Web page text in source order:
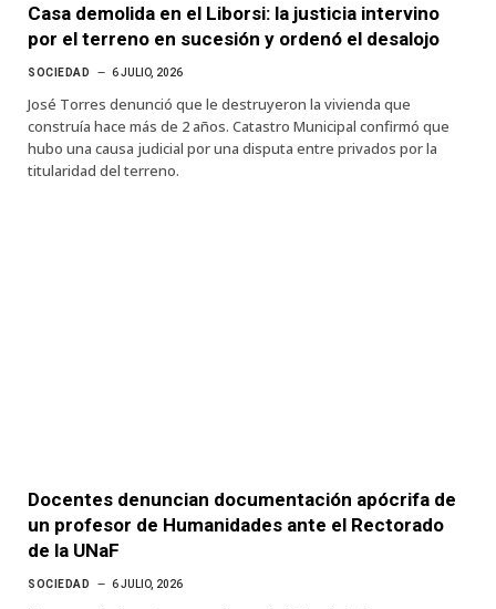
Casa demolida en el Liborsi: la justicia intervino
por el terreno en sucesión y ordenó el desalojo
SOCIEDAD 6 JULIO, 2026
José Torres denunció que le destruyeron la vivienda que
construía hace más de 2 años. Catastro Municipal confirmó que
hubo una causa judicial por una disputa entre privados por la
titularidad del terreno.
Docentes denuncian documentación apócrifa de
un profesor de Humanidades ante el Rectorado
de la UNaF
SOCIEDAD 6 JULIO, 2026